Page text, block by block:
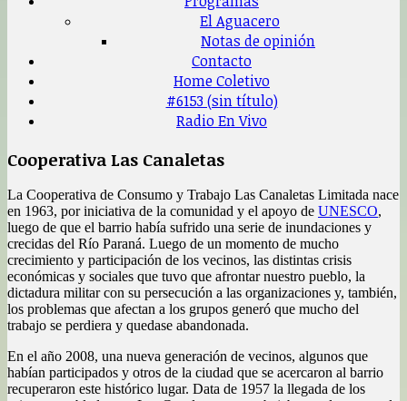
El Aguacero
Notas de opinión
Contacto
Home Coletivo
#6153 (sin título)
Radio En Vivo
Cooperativa Las Canaletas
La Cooperativa de Consumo y Trabajo Las Canaletas Limitada nace
en 1963, por iniciativa de la comunidad y el apoyo de UNESCO,
luego de que el barrio había sufrido una serie de inundaciones y
crecidas del Río Paraná. Luego de un momento de mucho
crecimiento y participación de los vecinos, las distintas crisis
económicas y sociales que tuvo que afrontar nuestro pueblo, la
dictadura militar con su persecución a las organizaciones y, también,
los problemas que afectan a los grupos generó que mucho del
trabajo se perdiera y quedase abandonada.
En el año 2008, una nueva generación de vecinos, algunos que
habían participados y otros de la ciudad que se acercaron al barrio
recuperaron este histórico lugar. Data de 1957 la llegada de los